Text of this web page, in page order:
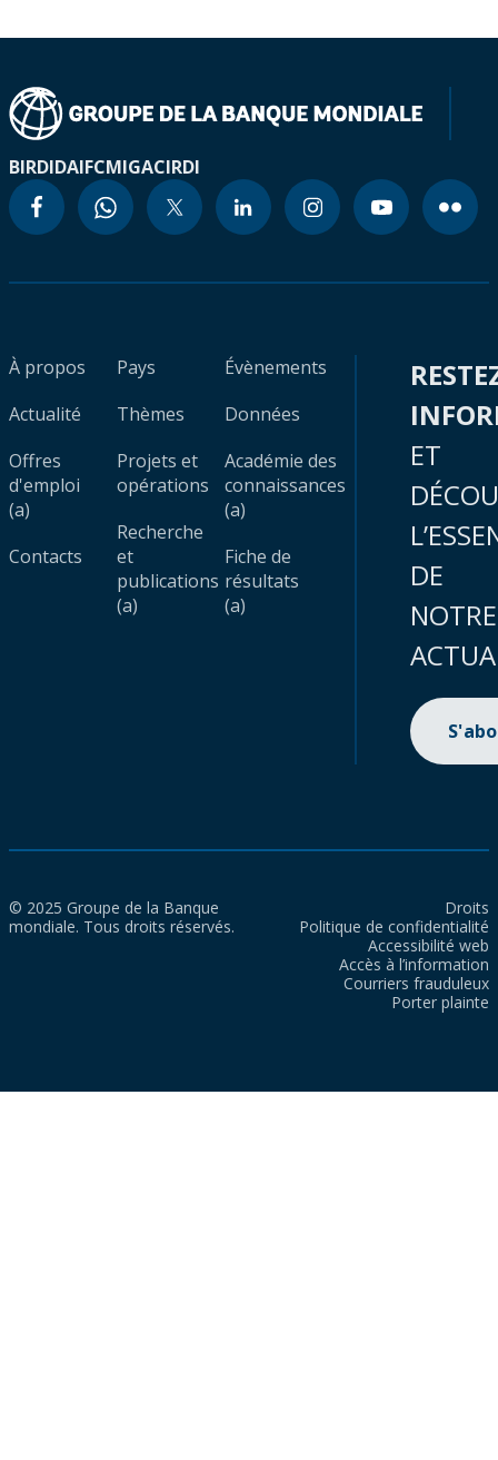
BIRDIDAIFCMIGACIRDI
À propos
Actualité
Offres
d'emploi
(a)
Contacts
Pays
Thèmes
Projets et
opérations
Recherche
et
publications
(a)
Évènements
Données
Académie des
connaissances
(a)
Fiche de
résultats
(a)
ET
DE
NOTRE
© 2025 Groupe de la Banque
mondiale. Tous droits réservés.
Droits
Politique de confidentialité
Accessibilité web
Accès à l’information
Courriers frauduleux
Porter plainte